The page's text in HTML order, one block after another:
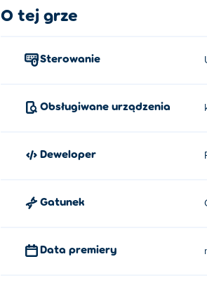
Kliknij i przeciągnij element układanki, a
Jak mogę grać w Brainrot Puzzle
Czy mogę grać w Brainrot
W Brainrot Puzzle można grać na
O tej grze
Sterowanie
Obsługiwane urządzenia
Deweloper
Gatunek
Data premiery